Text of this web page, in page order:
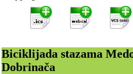
Biciklijada stazama
Dobrinača